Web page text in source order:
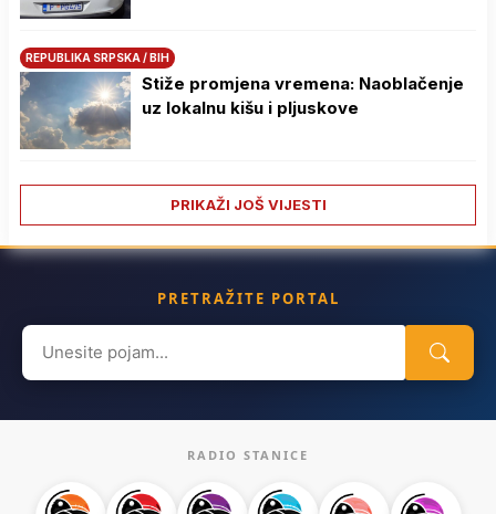
REPUBLIKA SRPSKA / BIH
Stiže promjena vremena: Naoblačenje
uz lokalnu kišu i pljuskove
PRIKAŽI JOŠ VIJESTI
PRETRAŽITE PORTAL
Search
for:
RADIO STANICE